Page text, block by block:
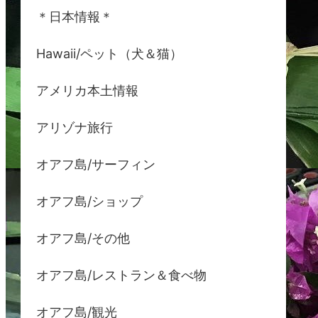
＊日本情報＊
Hawaii/ペット（犬＆猫）
アメリカ本土情報
アリゾナ旅行
オアフ島/サーフィン
オアフ島/ショップ
オアフ島/その他
オアフ島/レストラン＆食べ物
オアフ島/観光